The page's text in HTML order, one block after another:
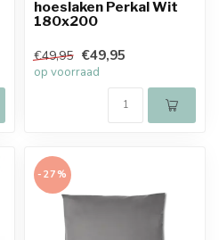
hoeslaken Perkal Wit
180x200
€49,95 €49,95
op voorraad
-27%